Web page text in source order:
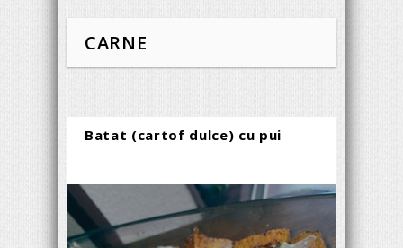
CARNE
Batat (cartof dulce) cu pui